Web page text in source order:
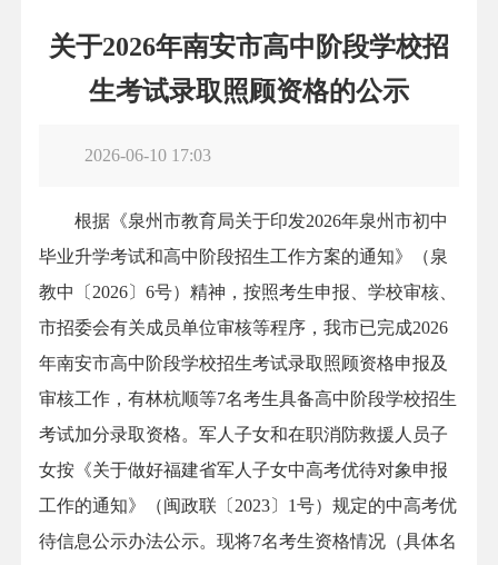
关于2026年南安市高中阶段学校招
生考试录取照顾资格的公示
2026-06-10 17:03
根据《泉州市教育局关于印发2026年泉州市初中
毕业升学考试和高中阶段招生工作方案的通知》（泉
教中〔2026〕6号）精神，按照考生申报、学校审核、
市招委会有关成员单位审核等程序，我市已完成2026
年南安市高中阶段学校招生考试录取照顾资格申报及
审核工作，有林杭顺等7名考生具备高中阶段学校招生
考试加分录取资格。军人子女和在职消防救援人员子
女按《关于做好福建省军人子女中高考优待对象申报
工作的通知》（闽政联〔2023〕1号）规定的中高考优
待信息公示办法公示。现将7名考生资格情况（具体名